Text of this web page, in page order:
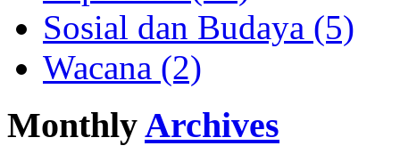
Sosial dan Budaya (5)
Wacana (2)
MonthlyArchives